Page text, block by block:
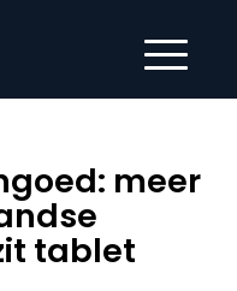
meer
tablet